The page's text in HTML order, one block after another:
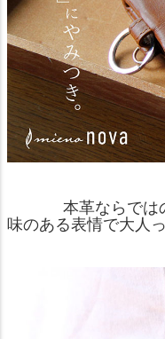
本革ならでは
味のある表情で大人